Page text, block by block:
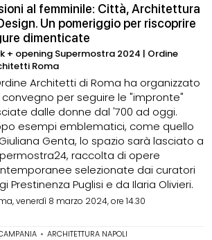
al femminile: Città, Architettura
Un pomeriggio per riscoprire
dimenticate
+ opening Supermostra 2024 | Ordine
Roma
Architetti di Roma ha organizzato
convegno per seguire le "impronte"
dalle donne dal '700 ad oggi.
esempi emblematici, come quello
Genta, lo spazio sarà lasciato a
raccolta di opere
selezionate dai curatori
Prestinenza Puglisi e da Ilaria Olivieri.
venerdì 8 marzo 2024, ore 14.30
• ARCHITETTURA NAPOLI